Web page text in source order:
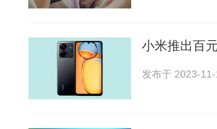
小米推出百
发布于 2023-